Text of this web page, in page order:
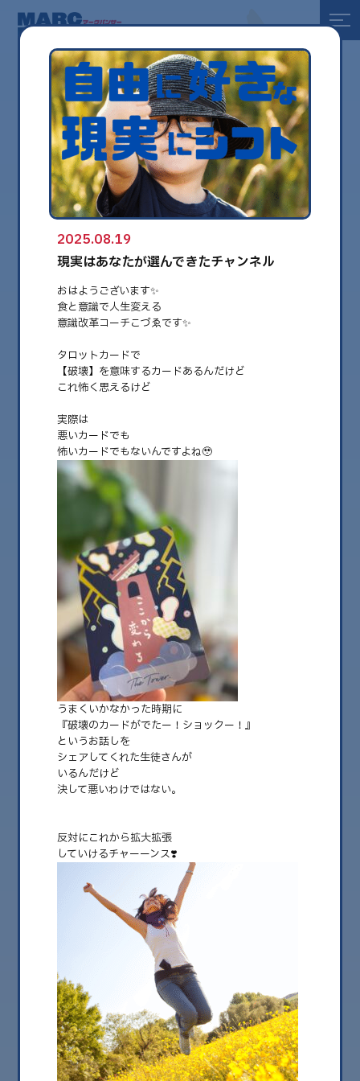
全て
健康
美容
環境
globe
2025.08.19
現実はあなたが選んできたチャンネル
おはようございます✨ 食と意識で人生変える 意識改革コーチこづゑです✨
タロットカード……
2026.08
2026.07
2026.05
2026.04
2026.03
2026.02
2025.12
2025.11
2025.10
2025.09
2025.08.19
現実はあなたが選んできたチャンネル
おはようございます✨
食と意識で人生変える
意識改革コーチこづゑです✨
タロットカードで
【破壊】を意味するカードあるんだけど
これ怖く思えるけど
実際は
悪いカードでも
怖いカードでもないんですよね🥹
うまくいかなかった時期に
『破壊のカードがでたー！ショックー！』
というお話しを
シェアしてくれた生徒さんが
いるんだけど
決して悪いわけではない。
反対にこれから拡大拡張
していけるチャーーンス❣️